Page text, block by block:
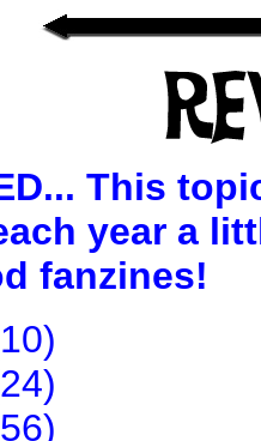
This
year a
fanzines!